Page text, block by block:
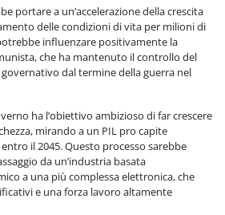
portare a un’accelerazione della crescita
delle condizioni di vita per milioni di
influenzare positivamente la
che ha mantenuto il controllo del
dal termine della guerra nel
ha l’obiettivo ambizioso di far crescere
mirando a un PIL pro capite
il 2045. Questo processo sarebbe
da un’industria basata
a una più complessa elettronica, che
e una forza lavoro altamente